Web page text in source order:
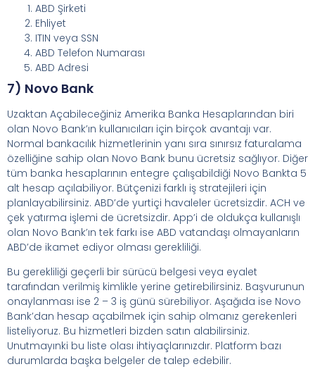
ABD Şirketi
Ehliyet
ITIN veya SSN
ABD Telefon Numarası
ABD Adresi
7) Novo Bank
Uzaktan Açabileceğiniz Amerika Banka Hesaplarından biri
olan Novo Bank’ın kullanıcıları için birçok avantajı var.
Normal bankacılık hizmetlerinin yanı sıra sınırsız faturalama
özelliğine sahip olan Novo Bank bunu ücretsiz sağlıyor. Diğer
tüm banka hesaplarının entegre çalışabildiği Novo Bankta 5
alt hesap açılabiliyor. Bütçenizi farklı iş stratejileri için
planlayabilirsiniz. ABD’de yurtiçi havaleler ücretsizdir. ACH ve
çek yatırma işlemi de ücretsizdir. App’i de oldukça kullanışlı
olan Novo Bank’ın tek farkı ise ABD vatandaşı olmayanların
ABD’de ikamet ediyor olması gerekliliği.
Bu gerekliliği geçerli bir sürücü belgesi veya eyalet
tarafından verilmiş kimlikle yerine getirebilirsiniz. Başvurunun
onaylanması ise 2 – 3 iş günü sürebiliyor. Aşağıda ise Novo
Bank’dan hesap açabilmek için sahip olmanız gerekenleri
listeliyoruz. Bu hizmetleri bizden satın alabilirsiniz.
Unutmayınki bu liste olası ihtiyaçlarınızdır. Platform bazı
durumlarda başka belgeler de talep edebilir.